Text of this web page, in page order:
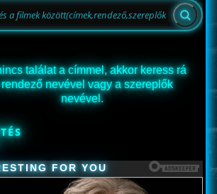
találat a címmel, akkor keress rá
nevével vagy a szereplők
nevével.